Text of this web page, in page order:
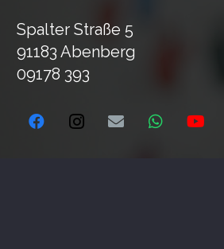
Spalter Straße 5
91183 Abenberg
09178 393